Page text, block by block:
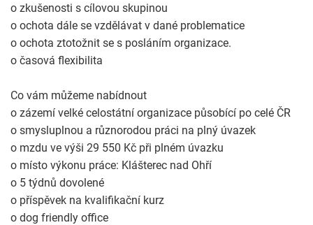
o zkušenosti s cílovou skupinou
o ochota dále se vzdělávat v dané problematice
o ochota ztotožnit se s posláním organizace.
o časová flexibilita
Co vám můžeme nabídnout
o zázemí velké celostátní organizace působící po celé ČR
o smysluplnou a různorodou práci na plný úvazek
o mzdu ve výši 29 550 Kč při plném úvazku
o místo výkonu práce: Klášterec nad Ohří
o 5 týdnů dovolené
o příspěvek na kvalifikační kurz
o dog friendly office